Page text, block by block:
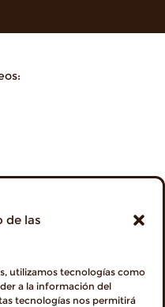
de las
utilizamos tecnologías como
a la información del
tecnologías nos permitirá